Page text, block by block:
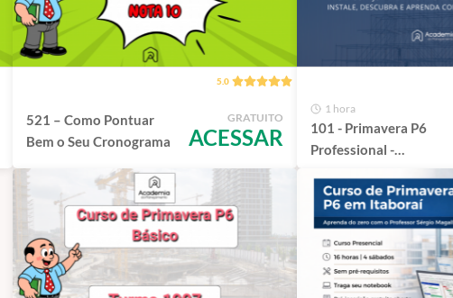
5.0
521 – Como Pontuar
Bem o Seu Cronograma
GRATUITO
ACESSAR
1 hora
101 - Primavera P6
Professional -